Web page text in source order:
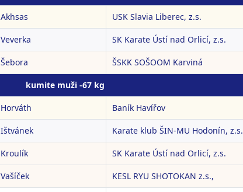
Akhsas USK Slavia Liberec, z.s.
Veverka SK Karate Ústí nad Orlicí, z.s.
Šebora ŠSKK SOŠOOM Karviná
kumite muži -67 kg
Horváth Baník Havířov
Ištvánek Karate klub ŠIN-MU Hodonín, z.s.
Kroulík SK Karate Ústí nad Orlicí, z.s.
Vašíček KESL RYU SHOTOKAN z.s.,